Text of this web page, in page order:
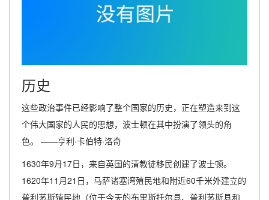
历史
这些政治事件已经影响了整个国家的历史，正在塑造来到这
个伟大国家的人民的思想，波士顿在其中扮演了领头的角
色。 ——亨利·卡伯特·洛奇
1630年9月17日，来自英国的清教徒移民创建了波士顿。
1620年11月21日，马萨诸塞湾殖民地和附近60千米外建立的
普利茅斯殖民地（位于今天的布里斯托尔县、普利茅斯县和